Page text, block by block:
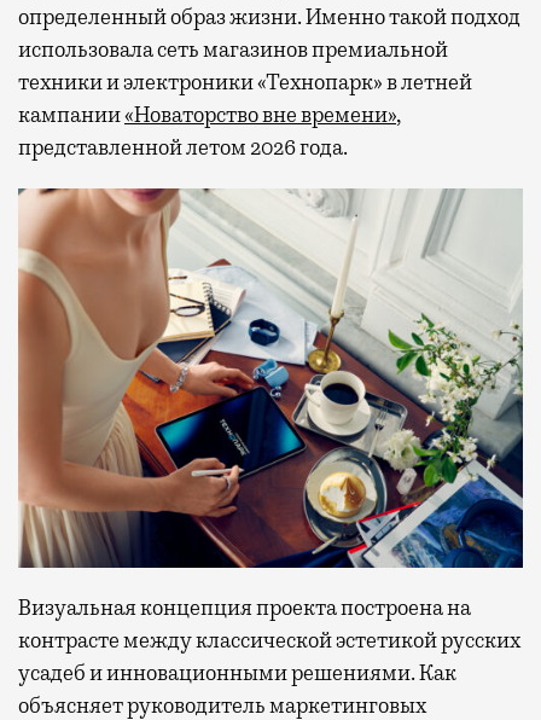
определенный образ жизни. Именно такой подход
использовала сеть магазинов премиальной
техники и электроники «Технопарк» в летней
кампании«Новаторство вне времени»,
представленной летом 2026 года.
Визуальная концепция проекта построена на
контрасте между классической эстетикой русских
усадеб и инновационными решениями. Как
объясняет руководитель маркетинговых